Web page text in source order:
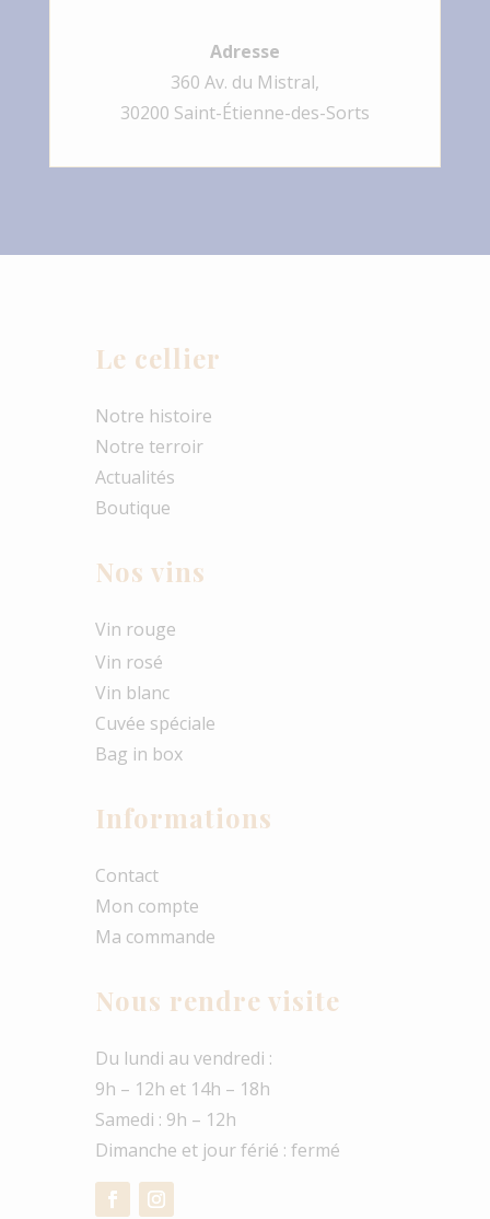
Adresse
360 Av. du Mistral,
30200 Saint-Étienne-des-Sorts
Le cellier
Notre histoire
Notre terroir
Actualités
Boutique
Nos vins
Vin rouge
Vin rosé
Vin blanc
Cuvée spéciale
Bag in box
Informations
Contact
Mon compte
Ma commande
Nous rendre visite
Du lundi au vendredi :
9h – 12h et 14h – 18h
Samedi : 9h – 12h
Dimanche et jour férié : fermé